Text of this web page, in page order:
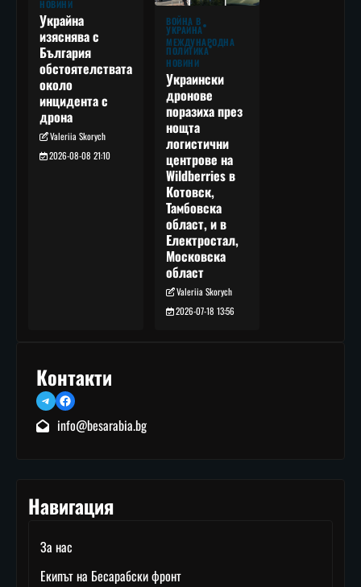
НОВИНИ
Украйна
изяснява с
България
обстоятелствата
около
инцидента с
дрона
Valeriia Skorych
2026-08-08 21:10
ВОЙНА В
УКРАЙНА
МЕЖДУНАРОДНА
ПОЛИТИКА
НОВИНИ
Украински
дронове
поразиха през
нощта
логистични
центрове на
Wildberries в
Котовск,
Тамбовска
област, и в
Електростал,
Московска
област
Valeriia Skorych
2026-07-18 13:56
Контакти
TelegramFacebook
info@besarabia.bg
Навигация
За нас
Екипът на Бесарабски фронт